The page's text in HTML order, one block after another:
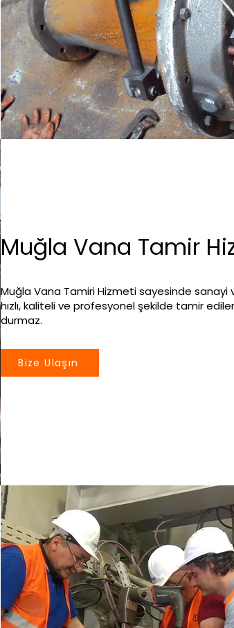
Muğla Vana Tamir
Muğla Vana Tamiri Hizmeti sayesinde sanayi
hızlı, kaliteli ve profesyonel şekilde tamir
durmaz.
Bize Ulaşın